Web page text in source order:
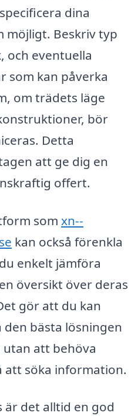
dina
möjligt. Beskriv typ
och eventuella
som kan påverka
om trädets läge
bör
Detta
att ge dig en
offert.
som xn--
kan också förenkla
enkelt jämföra
översikt över deras
gör att du kan
bästa lösningen
att behöva
att söka information.
är det alltid en god